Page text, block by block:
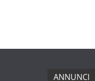
ANNUNCI